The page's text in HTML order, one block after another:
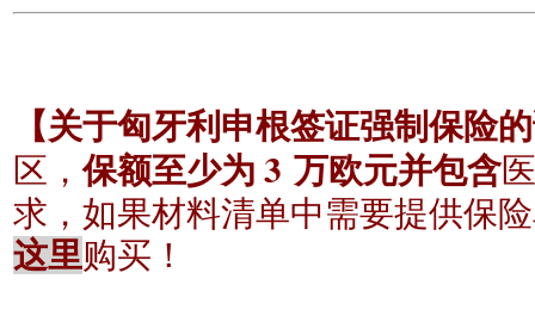
【关于匈牙利申根签证强制保险
区，保额至少为 3 万欧元并包含
求，如果材料清单中需要提供保
这里购买！